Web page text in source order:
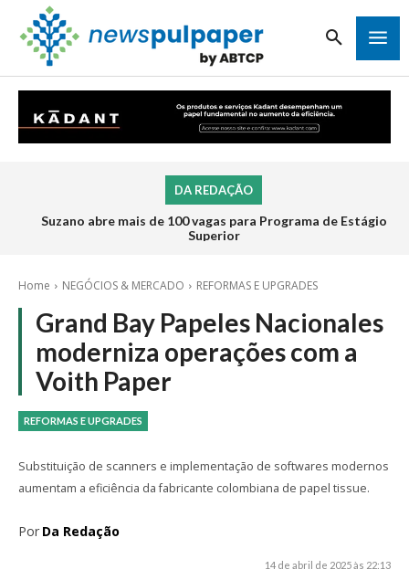
DA REDAÇÃO
Suzano abre mais de 100 vagas para Programa de Estágio
Superior
Home NEGÓCIOS & MERCADO REFORMAS E UPGRADES
Grand Bay Papeles Nacionales
moderniza operações com a
Voith Paper
REFORMAS E UPGRADES
Substituição de scanners e implementação de softwares modernos
aumentam a eficiência da fabricante colombiana de papel tissue.
Por Da Redação
14 de abril de 2025 às 22:13